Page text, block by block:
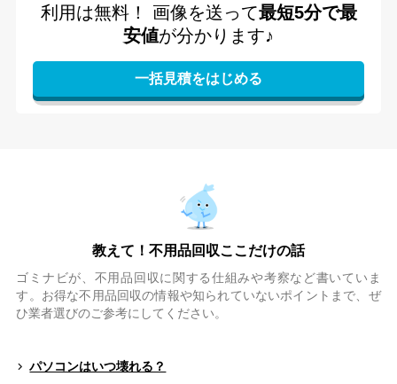
利用は無料！ 画像を送って最短5分で最
安値が分かります♪
教えて！不用品回収ここだけの話
ゴミナビが、不用品回収に関する仕組みや考察など書いていま
す。お得な不用品回収の情報や知られていないポイントまで、ぜ
ひ業者選びのご参考にしてください。
パソコンはいつ壊れる？